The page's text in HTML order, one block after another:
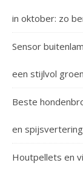
in oktober: zo
Sensor
een stijlvol
Beste
en
Houtpellets en